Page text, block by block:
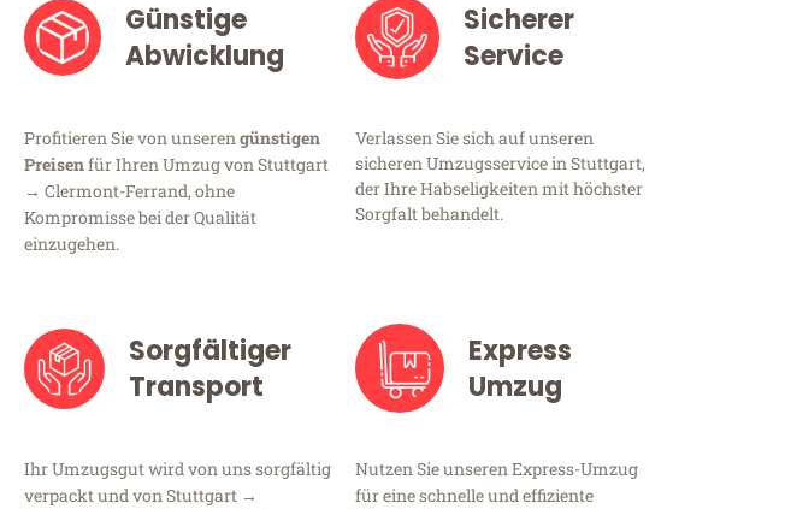
Günstige
Abwicklung
Profitieren Sie von unserengünstigen
Preisenfür Ihren Umzug von Stuttgart
→ Clermont-Ferrand, ohne
Kompromisse bei der Qualität
einzugehen.
Sicherer
Service
Verlassen Sie sich auf unseren
sicheren Umzugsservice in Stuttgart,
der Ihre Habseligkeiten mit höchster
Sorgfalt behandelt.
Sorgfältiger
Transport
Ihr Umzugsgut wird von uns sorgfältig
verpackt und von Stuttgart →
Express
Umzug
Nutzen Sie unseren Express-Umzug
für eine schnelle und effiziente